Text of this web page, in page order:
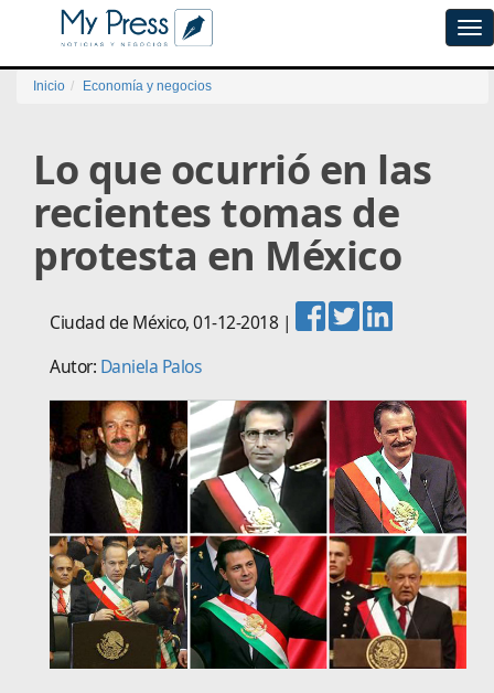
Inicio Economía y negocios
Lo que ocurrió en las
recientes tomas de
protesta en México
Ciudad de México,01-12-2018 |
Autor: Daniela Palos